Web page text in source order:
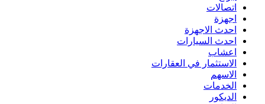
اتصالات
اجهزة
احدث الاجهزة
احدث السيارات
اعشاب
الاستثمار في العقارات
الاسهم
الخدمات
الديكور